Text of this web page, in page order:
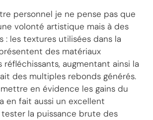
personnel je ne pense pas que
volonté artistique mais à des
: les textures utilisées dans la
des matériaux
réfléchissants, augmentant ainsi la
des multiples rebonds générés.
en évidence les gains du
en fait aussi un excellent
la puissance brute des